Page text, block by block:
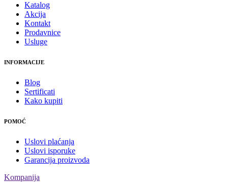
Katalog
Akcija
Kontakt
Prodavnice
Usluge
INFORMACIJE
Blog
Sertificati
Kako kupiti
POMOĆ
Uslovi plaćanja
Uslovi isporuke
Garancija proizvoda
Kompanija